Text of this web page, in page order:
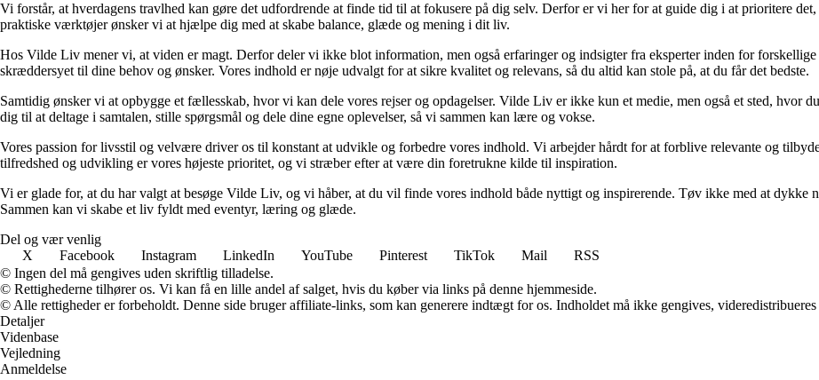
Vi forstår, at hverdagens travlhed kan gøre det udfordrende at finde tid til at fokusere på dig selv. Derfor er vi her for at guide dig i at prioritere
praktiske værktøjer ønsker vi at hjælpe dig med at skabe balance, glæde og mening i dit liv.
Hos Vilde Liv mener vi, at viden er magt. Derfor deler vi ikke blot information, men også erfaringer og indsigter fra eksperter inden for forskellige
skræddersyet til dine behov og ønsker. Vores indhold er nøje udvalgt for at sikre kvalitet og relevans, så du altid kan stole på, at du får det bedste.
Samtidig ønsker vi at opbygge et fællesskab, hvor vi kan dele vores rejser og opdagelser. Vilde Liv er ikke kun et medie, men også et sted, hvor
dig til at deltage i samtalen, stille spørgsmål og dele dine egne oplevelser, så vi sammen kan lære og vokse.
Vores passion for livsstil og velvære driver os til konstant at udvikle og forbedre vores indhold. Vi arbejder hårdt for at forblive relevante og
tilfredshed og udvikling er vores højeste prioritet, og vi stræber efter at være din foretrukne kilde til inspiration.
Vi er glade for, at du har valgt at besøge Vilde Liv, og vi håber, at du vil finde vores indhold både nyttigt og inspirerende. Tøv ikke med at dykke
Sammen kan vi skabe et liv fyldt med eventyr, læring og glæde.
Del og vær venlig
X
Facebook Instagram LinkedIn YouTube Pinterest TikTok Mail
RSS
© Ingen del må gengives uden skriftlig tilladelse.
© Rettighederne tilhører os. Vi kan få en lille andel af salget, hvis du køber via links på denne hjemmeside.
© Alle rettigheder er forbeholdt. Denne side bruger affiliate-links, som kan generere indtægt for os. Indholdet må ikke gengives, videredistribueres
Detaljer
Videnbase
Vejledning
Anmeldelse